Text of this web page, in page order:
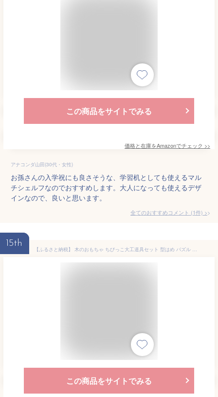
この商品をサイトでみる
価格と在庫をAmazonでチェック >>
アナコンダ山田(30代・女性)
お孫さんの入学祝にも良さそうな、学習机としても使えるマル
チシェルフなのでおすすめします。大人になっても使えるデザ
インなので、良いと思います。
全てのおすすめコメント (1件) >
15th
【ふるさと納税】 木のおもちゃ ちびっこ大工道具セット 型はめ パズル 赤ちゃん ベビー 幼児 男の子 女の子 知育玩具 0歳 1歳 2歳 3歳 日本製 出産祝い 名入れ可能 ギフト 山のくじら舎 おもちゃ プレゼント 安芸市 高知県
この商品をサイトでみる